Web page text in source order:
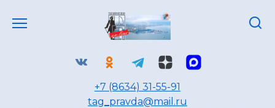
+7 (8634) 31-55-91
tag_pravda@mail.ru